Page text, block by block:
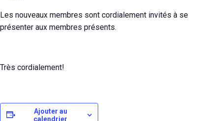
Les nouveaux membres sont cordialement invités à se
présenter aux membres présents.
Très cordialement!
Ajouter au
calendrier